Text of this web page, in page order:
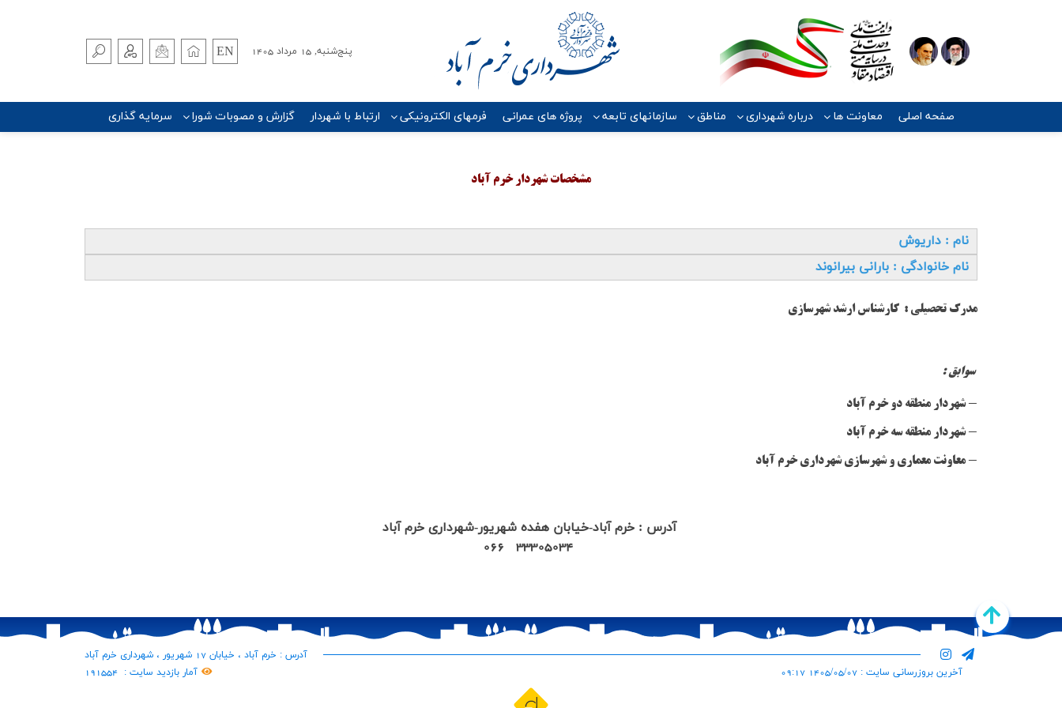
پنج‌شنبه, 15 مرداد 1405 EN
صفحه اصلی معاونت ها درباره شهرداری مناطق سازمانهای تابعه پروژه هاي عمراني فرمهای الکترونیکی ارتباط با شهردار گزارش و مصوبات شورا سرمایه گذاری
مشخصات شهردار خرم آباد
نام : داریوش
نام خانوادگي : بارانی بیرانوند
مدرك تحصيلي : کارشناس ارشد شهرسازی
سوابق :
- شهردار منطقه دو خرم آباد
- شهردار منطقه سه خرم آباد
- معاونت معماری و شهرسازی شهرداری خرم آباد
آدرس : خرم آباد-خیابان هفده شهریور-شهرداري خرم آباد
066
آدرس : خرم آباد ، خیابان 17 شهریور ، شهرداری خرم آباد
آخرین بروزرسانی سایت : 1405/05/07 09:17
آمار بازدید سایت : 191554